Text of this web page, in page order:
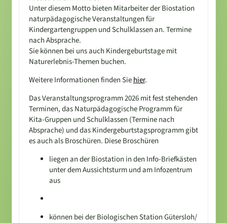
Unter diesem Motto bieten Mitarbeiter der Biostation
naturpädagogische Veranstaltungen für
Kindergartengruppen und Schulklassen an. Termine
nach Absprache.
Sie können bei uns auch Kindergeburtstage mit
Naturerlebnis-Themen buchen.
Weitere Informationen finden Sie hier.
Das Veranstaltungsprogramm 2026 mit fest stehenden
Terminen, das Naturpädagogische Programm für
Kita-Gruppen und Schulklassen (Termine nach
Absprache) und das Kindergeburtstagsprogramm gibt
es auch als Broschüren. Diese Broschüren
liegen an der Biostation in den Info-Briefkästen
unter dem Aussichtsturm und am Infozentrum
aus
können bei der Biologischen Station Gütersloh/